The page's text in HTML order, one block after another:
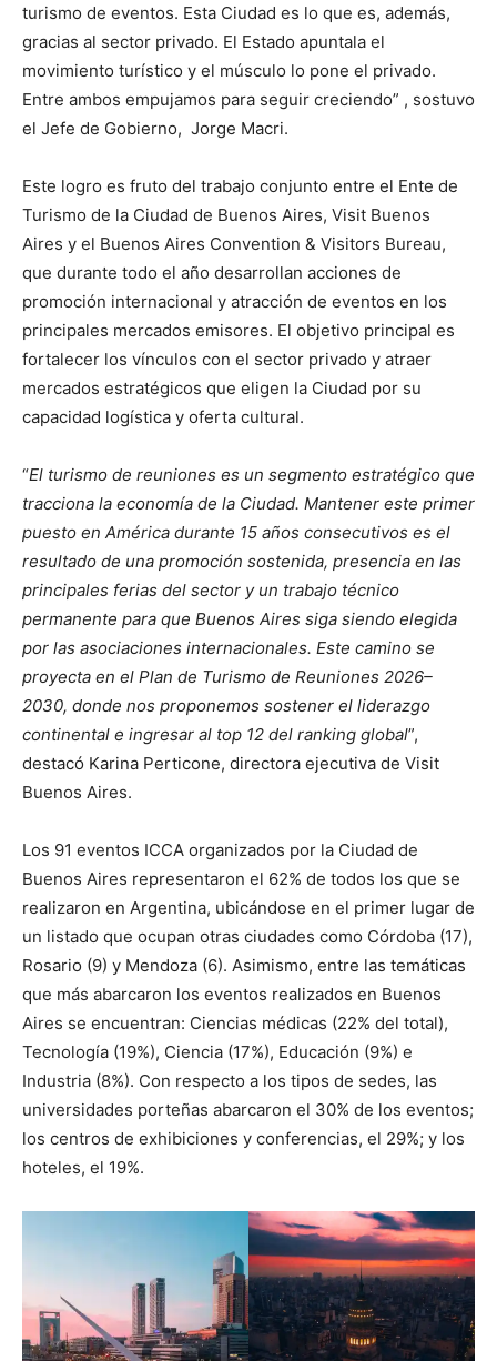
turismo de eventos. Esta Ciudad es lo que es, además,
gracias al sector privado. El Estado apuntala el
movimiento turístico y el músculo lo pone el privado.
Entre ambos empujamos para seguir creciendo” , sostuvo
el Jefe de Gobierno, Jorge Macri.
Este logro es fruto del trabajo conjunto entre el Ente de
Turismo de la Ciudad de Buenos Aires, Visit Buenos
Aires y el Buenos Aires Convention & Visitors Bureau,
que durante todo el año desarrollan acciones de
promoción internacional y atracción de eventos en los
principales mercados emisores. El objetivo principal es
fortalecer los vínculos con el sector privado y atraer
mercados estratégicos que eligen la Ciudad por su
capacidad logística y oferta cultural.
“El turismo de reuniones es un segmento estratégico que
tracciona la economía de la Ciudad. Mantener este primer
puesto en América durante 15 años consecutivos es el
resultado de una promoción sostenida, presencia en las
principales ferias del sector y un trabajo técnico
permanente para que Buenos Aires siga siendo elegida
por las asociaciones internacionales. Este camino se
proyecta en el Plan de Turismo de Reuniones 2026–
2030, donde nos proponemos sostener el liderazgo
continental e ingresar al top 12 del ranking global”,
destacó Karina Perticone, directora ejecutiva de Visit
Buenos Aires.
Los 91 eventos ICCA organizados por la Ciudad de
Buenos Aires representaron el 62% de todos los que se
realizaron en Argentina, ubicándose en el primer lugar de
un listado que ocupan otras ciudades como Córdoba (17),
Rosario (9) y Mendoza (6). Asimismo, entre las temáticas
que más abarcaron los eventos realizados en Buenos
Aires se encuentran: Ciencias médicas (22% del total),
Tecnología (19%), Ciencia (17%), Educación (9%) e
Industria (8%). Con respecto a los tipos de sedes, las
universidades porteñas abarcaron el 30% de los eventos;
los centros de exhibiciones y conferencias, el 29%; y los
hoteles, el 19%.